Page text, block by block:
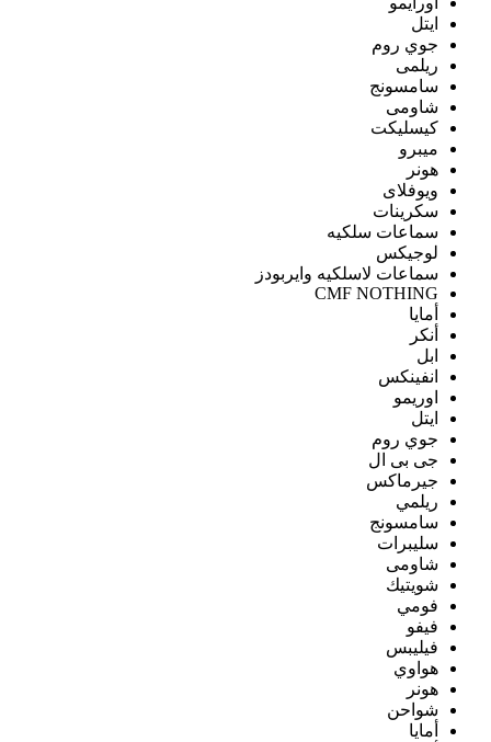
ايتل
جوي روم
ريلمى
سامسونج
شاومى
كيسليكت
ميبرو
هونر
ويوفلاى
سكرينات
سماعات سلكيه
لوجيكس
سماعات لاسلكيه وايربودز
CMF NOTHING
أمايا
أنكر
ابل
انفينكس
اوريمو
ايتل
جوي روم
جى بى ال
جيرماكس
ريلمي
سامسونج
سليبرات
شاومى
شويتيك
فومي
فيفو
فيليبس
هواوي
هونر
شواحن
أمايا